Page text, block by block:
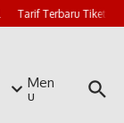
Tarif Terbaru Tiket
Men
u